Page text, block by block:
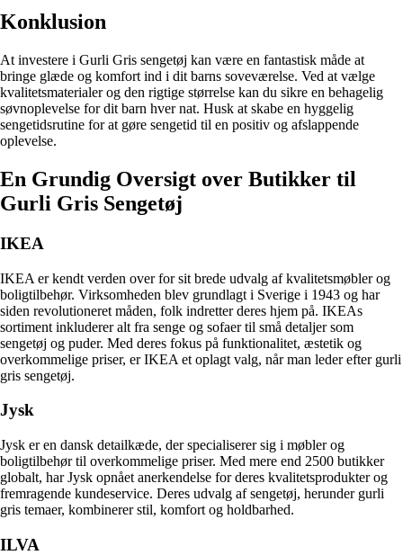
Konklusion
At investere i Gurli Gris sengetøj kan være en fantastisk måde at
bringe glæde og komfort ind i dit barns soveværelse. Ved at vælge
kvalitetsmaterialer og den rigtige størrelse kan du sikre en behagelig
søvnoplevelse for dit barn hver nat. Husk at skabe en hyggelig
sengetidsrutine for at gøre sengetid til en positiv og afslappende
oplevelse.
En Grundig Oversigt over Butikker til
Gurli Gris Sengetøj
IKEA
IKEA er kendt verden over for sit brede udvalg af kvalitetsmøbler og
boligtilbehør. Virksomheden blev grundlagt i Sverige i 1943 og har
siden revolutioneret måden, folk indretter deres hjem på. IKEAs
sortiment inkluderer alt fra senge og sofaer til små detaljer som
sengetøj og puder. Med deres fokus på funktionalitet, æstetik og
overkommelige priser, er IKEA et oplagt valg, når man leder efter gurli
gris sengetøj.
Jysk
Jysk er en dansk detailkæde, der specialiserer sig i møbler og
boligtilbehør til overkommelige priser. Med mere end 2500 butikker
globalt, har Jysk opnået anerkendelse for deres kvalitetsprodukter og
fremragende kundeservice. Deres udvalg af sengetøj, herunder gurli
gris temaer, kombinerer stil, komfort og holdbarhed.
ILVA